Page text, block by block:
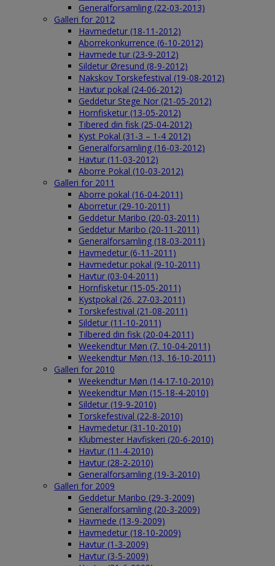
Generalforsamling (22-03-2013)
Galleri for 2012
Havmedetur (18-11-2012)
Aborrekonkurrence (6-10-2012)
Havmede tur (23-9-2012)
Sildetur Øresund (8-9-2012)
Nakskov Torskefestival (19-08-2012)
Havtur pokal (24-06-2012)
Geddetur Stege Nor (21-05-2012)
Hornfisketur (13-05-2012)
Tibered din fisk (25-04-2012)
Kyst Pokal (31-3 – 1-4 2012)
Generalforsamling (16-03-2012)
Havtur (11-03-2012)
Aborre Pokal (10-03-2012)
Galleri for 2011
Aborre pokal (16-04-2011)
Aborretur (29-10-2011)
Geddetur Maribo (20-03-2011)
Geddetur Maribo (20-11-2011)
Generalforsamling (18-03-2011)
Havmedetur (6-11-2011)
Havmedetur pokal (9-10-2011)
Havtur (03-04-2011)
Hornfisketur (15-05-2011)
Kystpokal (26, 27-03-2011)
Torskefestival (21-08-2011)
Sildetur (11-10-2011)
Tilbered din fisk (20-04-2011)
Weekendtur Møn (7, 10-04-2011)
Weekendtur Møn (13, 16-10-2011)
Galleri for 2010
Weekendtur Møn (14-17-10-2010)
Weekendtur Møn (15-18-4-2010)
Sildetur (19-9-2010)
Torskefestival (22-8-2010)
Havmedetur (31-10-2010)
Klubmester Havfiskeri (20-6-2010)
Havtur (11-4-2010)
Havtur (28-2-2010)
Generalforsamling (19-3-2010)
Galleri for 2009
Geddetur Maribo (29-3-2009)
Generalforsamling (20-3-2009)
Havmede (13-9-2009)
Havmedetur (18-10-2009)
Havtur (1-3-2009)
Havtur (3-5-2009)